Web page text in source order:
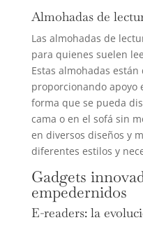
Almohadas de
Las almohadas de
para quienes suelen
Estas almohadas
proporcionando apoyo
forma que se pueda
cama o en el sofá sin
en diversos diseños y
diferentes estilos y
Gadgets
empedernidos
E-readers: la